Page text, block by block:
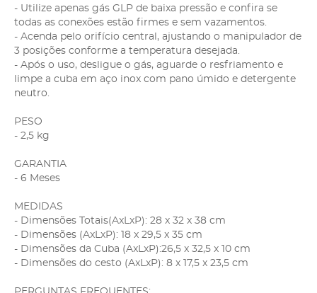
- Utilize apenas gás GLP de baixa pressão e confira se
todas as conexões estão firmes e sem vazamentos.
- Acenda pelo orifício central, ajustando o manipulador de
3 posições conforme a temperatura desejada.
- Após o uso, desligue o gás, aguarde o resfriamento e
limpe a cuba em aço inox com pano úmido e detergente
neutro.
PESO
- 2,5 kg
GARANTIA
- 6 Meses
MEDIDAS
- Dimensões Totais(AxLxP): 28 x 32 x 38 cm
- Dimensões (AxLxP): 18 x 29,5 x 35 cm
- Dimensões da Cuba (AxLxP):26,5 x 32,5 x 10 cm
- Dimensões do cesto (AxLxP): 8 x 17,5 x 23,5 cm